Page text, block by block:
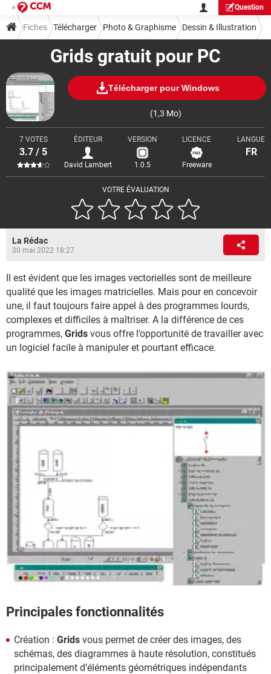
Question
Grids gratuit pour PC
Télécharger pour Windows
(1,3 Mo)
VOTRE ÉVALUATION
7 VOTES
3.7 / 5
ÉDITEUR
David Lambert
VERSION
1.0.5
LICENCE
Freeware
LANGUE
FR
Fiches Télécharger Photo & Graphisme Dessin & Illustration
La Rédac
30 mai 2022 18:27
Il est évident que les images vectorielles sont de meilleure
qualité que les images matricielles. Mais pour en concevoir
une, il faut toujours faire appel à des programmes lourds,
complexes et difficiles à maîtriser. A la différence de ces
programmes, Grids vous offre l’opportunité de travailler avec
un logiciel facile à manipuler et pourtant efficace.
Principales fonctionnalités
Création : Grids vous permet de créer des images, des
schémas, des diagrammes à haute résolution, constitués
principalement d’éléments géométriques indépendants